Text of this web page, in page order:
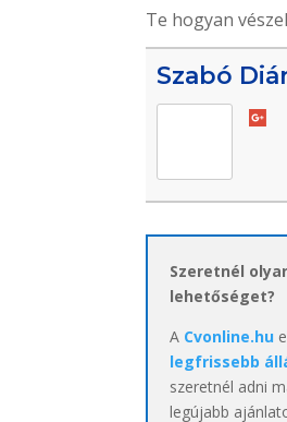
Te hogyan
Szabó
Szeretnél
lehetőséget?
A Cvonline.hu
legfrissebb
szeretnél adni
legújabb